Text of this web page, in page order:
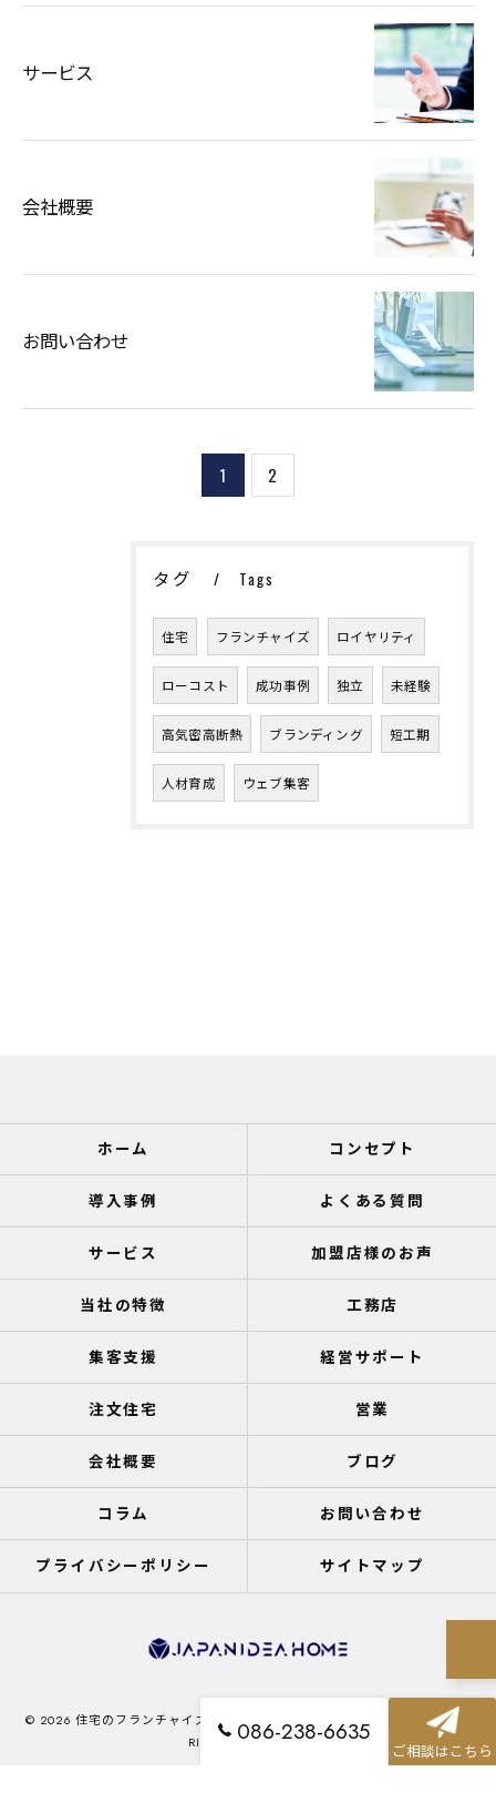
サービス
会社概要
お問い合わせ
1 2
タグ Tags
住宅 フランチャイズ ロイヤリティ
ローコスト 成功事例 独立 未経験
高気密高断熱 ブランディング 短工期
人材育成 ウェブ集客
086-238-6635
ご相談はこちら
ホーム コンセプト
導入事例 よくある質問
サービス 加盟店様のお声
当社の特徴 工務店
集客支援 経営サポート
注文住宅 営業
会社概要 ブログ
コラム お問い合わせ
プライバシーポリシー サイトマップ
© 2026 住宅のフランチャイズなら株式会社ジャパンアイディアホーム ALL
RIGHTS RESERVED.